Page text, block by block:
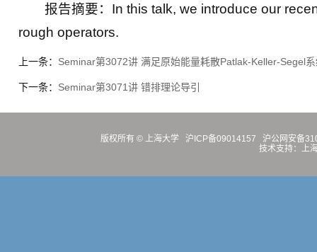
报告摘要：In this talk, we introduce our
rough operators.
上一条： Seminar第3072讲 满足原始能量耗散Patlak-Keller-Segel
下一条： Seminar第3071讲 错排理论导引
版权所有 © 上海大学 沪ICP备09014157
沪公网安备
技术支持：上